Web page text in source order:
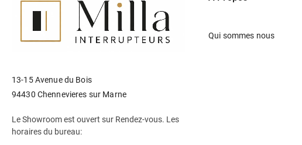
13-15 Avenue du Bois
94430 Chennevieres sur Marne
Le Showroom est ouvert sur Rendez-vous. Les
horaires du bureau:
Qui sommes nous